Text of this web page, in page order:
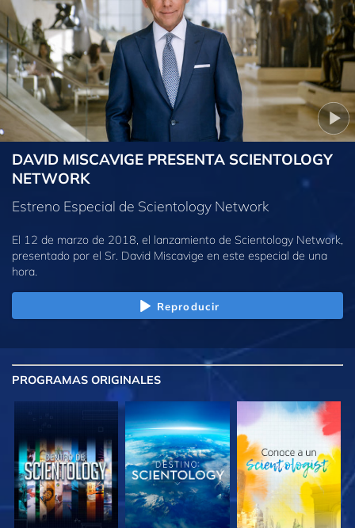
DAVID MISCAVIGE PRESENTA SCIENTOLOGY
NETWORK
Estreno Especial de Scientology Network
El 12 de marzo de 2018, el lanzamiento de Scientology Network,
presentado por el Sr. David Miscavige en este especial de una
hora.
Reproducir
PROGRAMAS ORIGINALES